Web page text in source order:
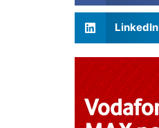
LinkedIn